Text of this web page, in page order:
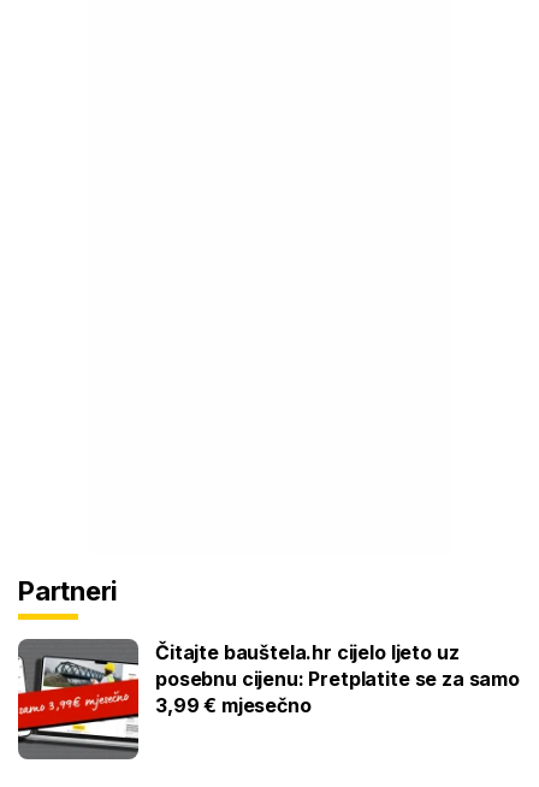
Partneri
Čitajte bauštela.hr cijelo ljeto uz
posebnu cijenu: Pretplatite se za samo
3,99 € mjesečno